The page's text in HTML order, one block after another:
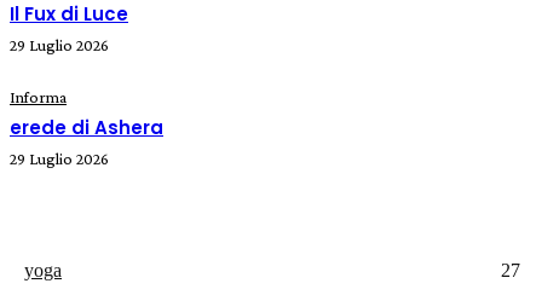
Il Fux di Luce
29 Luglio 2026
Informa
erede di Ashera
29 Luglio 2026
yoga
27